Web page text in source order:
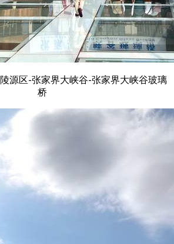
源区-张家界大峡谷-张家界大峡谷玻璃
桥